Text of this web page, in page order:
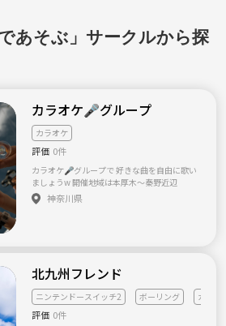
くて実際にやってみませんか？ 大人が真剣に
考えて本格的に取り組めば、 きっと実現でき
ストレーター ・動画作成・編集・作曲などで
きる方 (いずれもある程度自信があれば素人で
も可) ・冒険者(参加者) 〜参加条件〜 ・20歳
以上 ・南大阪〜難波に来れる人 ・自主的に率
先して動ける人 ・輪を乱さない協調性のある
人 ・途中で投げ出さない人(音信不通にならな
い) フロンティア精神溢れる冒険者の あなたか
らのご連絡をお待ちしております♪
あそぶ」サークルから探
カラオケ🎤グループ
カラオケ
評価 0件
カラオケ🎤グループで 好きな曲を自由に歌い
ましょうw 開催地域は本厚木〜秦野近辺
神奈川県
北九州フレンド
ニンテンドースイッチ2 ボーリング カラオ
評価 0件